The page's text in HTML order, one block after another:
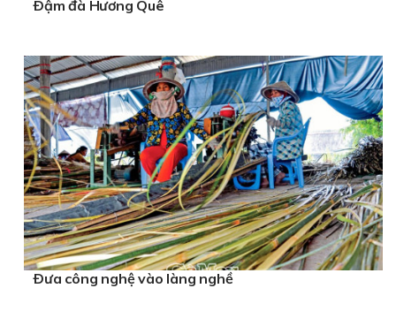
Ðậm đà Hương Quê
Ðưa công nghệ vào làng nghề